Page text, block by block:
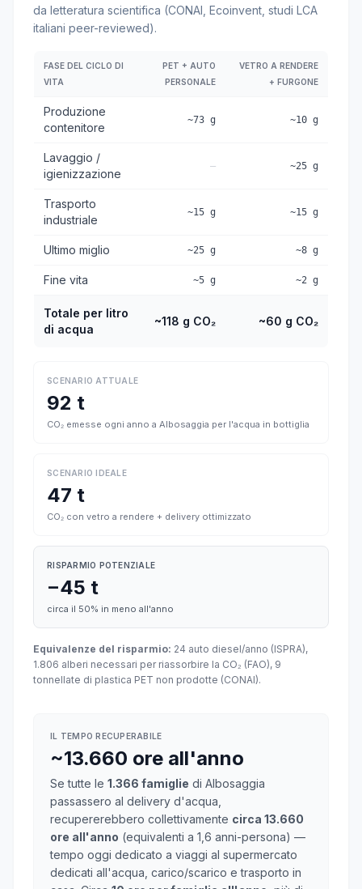
da letteratura scientifica (CONAI, Ecoinvent, studi LCA
italiani peer-reviewed).
FASE DEL CICLO DI
VITA
PET + AUTO
PERSONALE
VETRO A RENDERE
+ FURGONE
Produzione
contenitore
~73 g ~10 g
Lavaggio /
igienizzazione
— ~25 g
Trasporto
industriale
~15 g ~15 g
Ultimo miglio ~25 g ~8 g
Fine vita ~5 g ~2 g
Totale per litro
di acqua
~118 g CO₂ ~60 g CO₂
SCENARIO ATTUALE
92 t
CO₂ emesse ogni anno a Albosaggia per l'acqua in bottiglia
SCENARIO IDEALE
47 t
CO₂ con vetro a rendere + delivery ottimizzato
RISPARMIO POTENZIALE
−45 t
circa il 50% in meno all'anno
Equivalenze del risparmio: 24 auto diesel/anno (ISPRA),
1.806 alberi necessari per riassorbire la CO₂ (FAO), 9
tonnellate di plastica PET non prodotte (CONAI).
IL TEMPO RECUPERABILE
~13.660 ore all'anno
Se tutte le 1.366 famiglie di Albosaggia
passassero al delivery d'acqua,
recupererebbero collettivamente circa 13.660
ore all'anno (equivalenti a 1,6 anni-persona) —
tempo oggi dedicato a viaggi al supermercato
dedicati all'acqua, carico/scarico e trasporto in